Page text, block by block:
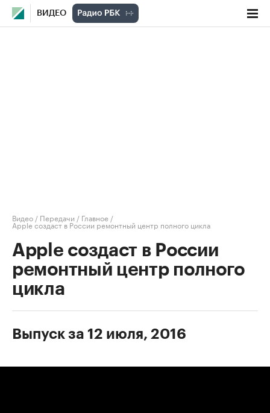
ВИДЕО
Видео / Передачи / Главное /
Apple создаст в России ремонтный центр полного цикла
Apple создаст в России
ремонтный центр полного
цикла
Выпуск за 12 июля, 2016